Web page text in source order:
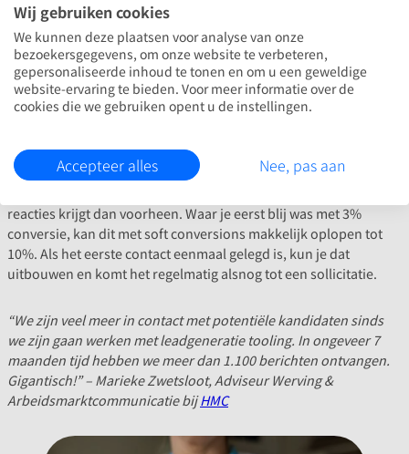
komen. Hiervoor is het dus niet nodig om een sollicitatie in te
dienen. Denk bij soft conversions aan het starten van een
WhatsApp gesprek, het aanmaken van een job alert, een vraag
stellen aan een toekomstige collega of aanmelden voor een
event.
komen voor een kandidaat ineens niet meer zo spannend en
kunnen ze het gemakkelijk tussen de bedrijven door doen. Je
reacties krijgt dan voorheen. Waar je eerst blij was met 3%
conversie, kan dit met soft conversions makkelijk oplopen tot
10%. Als het eerste contact eenmaal gelegd is, kun je dat
uitbouwen en komt het regelmatig alsnog tot een sollicitatie.
“We zijn veel meer in contact met potentiële kandidaten sinds
we zijn gaan werken met leadgeneratie tooling. In ongeveer 7
maanden tijd hebben we meer dan 1.100 berichten ontvangen.
Gigantisch!” – Marieke Zwetsloot, Adviseur Werving &
Arbeidsmarktcommunicatie bijHMC
Wij gebruiken cookies
We kunnen deze plaatsen voor analyse van onze
bezoekersgegevens, om onze website te verbeteren,
gepersonaliseerde inhoud te tonen en om u een geweldige
website-ervaring te bieden. Voor meer informatie over de
cookies die we gebruiken opent u de instellingen.
Accepteer alles Nee, pas aan